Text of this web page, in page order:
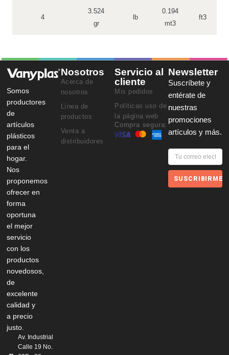
4
3.524
gr
lb
0.194
mt3
ft3
Somos
productores
de
artículos
plásticos
para el
hogar.
Nos
proponemos
ofrecer en
forma
oportuna
el mejor
servicio
con los
productos
novedosos,
de
excelente
calidad y
a precio
justo.
Av. Industrial
Calle 19 No.
Nosotros
Acerca de
nosotros
Línea de
productos
Venta a
distribuidores
Servicio al
cliente
Mis pedidos
Políticas uso de
la página web
Compra segura:
Newsletter
Suscríbete y
entérate de
nuestras
promociones
artículos y más.
SUSCRIBIRME